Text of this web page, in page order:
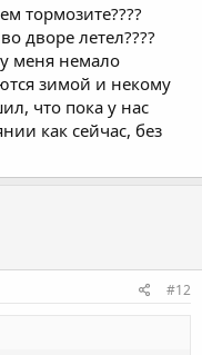
тормозите????
дворе летел????
меня немало
зимой и некому
что пока у нас
как сейчас, без
#12